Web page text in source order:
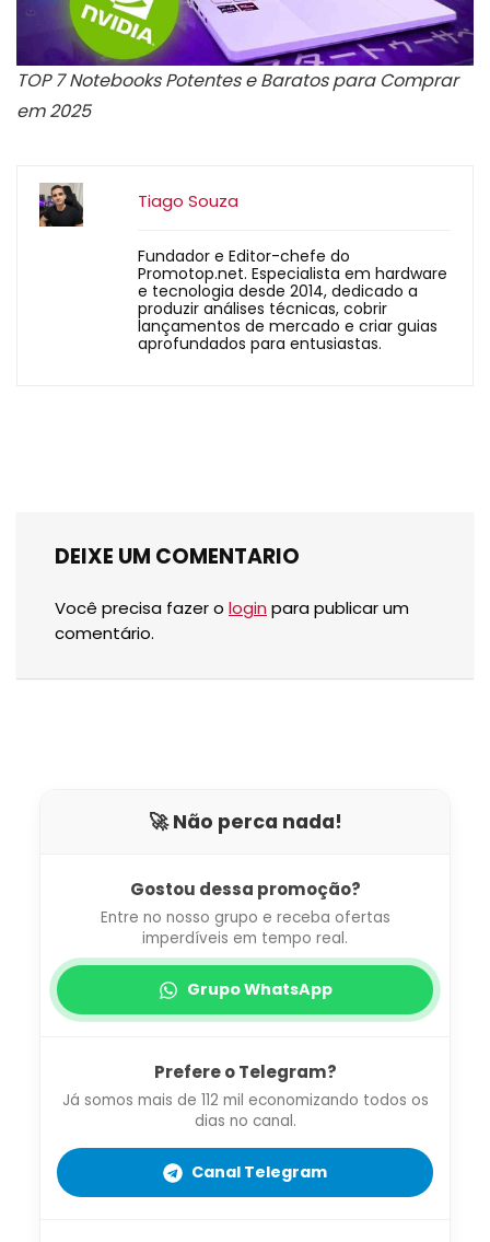
TOP 7 Notebooks Potentes e Baratos para Comprar
em 2025
Tiago Souza
Fundador e Editor-chefe do
Promotop.net. Especialista em hardware
e tecnologia desde 2014, dedicado a
produzir análises técnicas, cobrir
lançamentos de mercado e criar guias
aprofundados para entusiastas.
DEIXE UM COMENTARIO
Você precisa fazer o login para publicar um
comentário.
🚀 Não perca nada!
Gostou dessa promoção?
Entre no nosso grupo e receba ofertas
imperdíveis em tempo real.
Grupo WhatsApp
Prefere o Telegram?
Já somos mais de 112 mil economizando todos os
dias no canal.
Canal Telegram